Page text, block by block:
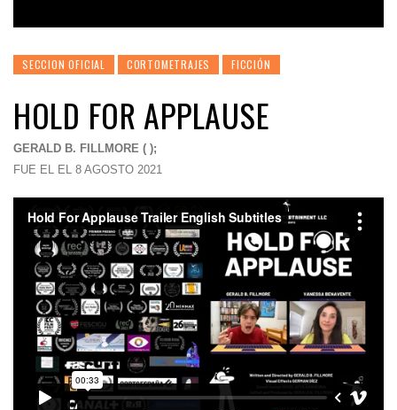
SECCION OFICIAL CORTOMETRAJES FICCIÓN
HOLD FOR APPLAUSE
GERALD B. FILLMORE ( );
FUE EL EL 8 AGOSTO 2021